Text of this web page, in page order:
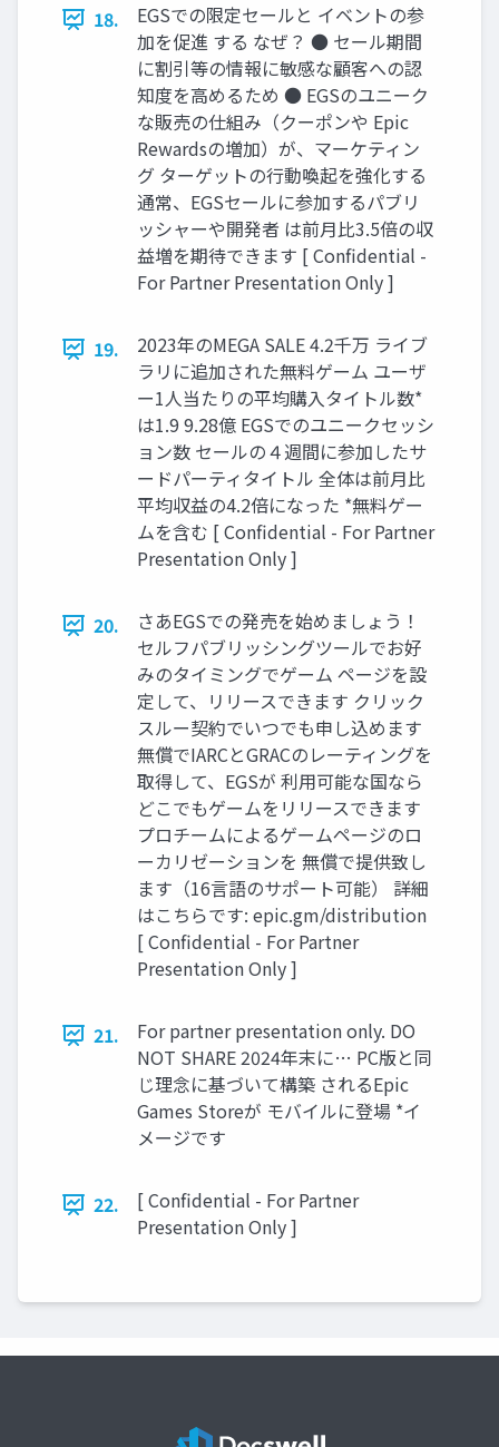
18.
EGSでの限定セールと イベントの参
加を促進 する なぜ？ ● セール期間
に割引等の情報に敏感な顧客への認
知度を高めるため ● EGSのユニーク
な販売の仕組み（クーポンや Epic
Rewardsの増加）が、マーケティン
グ ターゲットの行動喚起を強化する
通常、EGSセールに参加するパブリ
ッシャーや開発者 は前月比3.5倍の収
益増を期待できます [ Confidential -
For Partner Presentation Only ]
19.
2023年のMEGA SALE 4.2千万 ライブ
ラリに追加された無料ゲーム ユーザ
ー1人当たりの平均購入タイトル数*
は1.9 9.28億 EGSでのユニークセッシ
ョン数 セールの４週間に参加したサ
ードパーティタイトル 全体は前月比
平均収益の4.2倍になった *無料ゲー
ムを含む [ Confidential - For Partner
Presentation Only ]
20.
さあEGSでの発売を始めましょう！
セルフパブリッシングツールでお好
みのタイミングでゲーム ページを設
定して、リリースできます クリック
スルー契約でいつでも申し込めます
無償でIARCとGRACのレーティングを
取得して、EGSが 利用可能な国なら
どこでもゲームをリリースできます
プロチームによるゲームページのロ
ーカリゼーションを 無償で提供致し
ます（16言語のサポート可能） 詳細
はこちらです: epic.gm/distribution
[ Confidential - For Partner
Presentation Only ]
21.
For partner presentation only. DO
NOT SHARE 2024年末に… PC版と同
じ理念に基づいて構築 されるEpic
Games Storeが モバイルに登場 *イ
メージです
22.
[ Confidential - For Partner
Presentation Only ]